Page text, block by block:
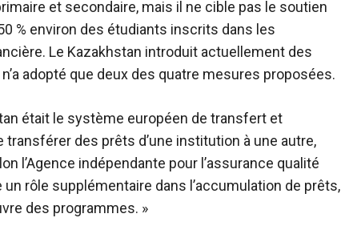
et secondaire, mais il ne cible pas le soutien
% environ des étudiants inscrits dans les
Le Kazakhstan introduit actuellement des
adopté que deux des quatre mesures proposées.
était le système européen de transfert et
des prêts d’une institution à une autre,
l’Agence indépendante pour l’assurance qualité
rôle supplémentaire dans l’accumulation de prêts,
des programmes. »